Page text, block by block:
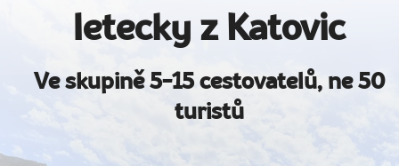
letecky z Katovic
Ve skupině 5-15 cestovatelů, ne 50
turistů